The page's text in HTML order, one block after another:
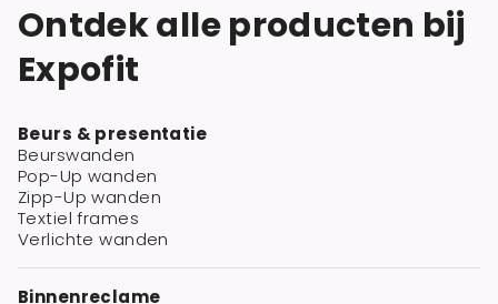
Ontdek alle producten bij
Expofit
Beurs & presentatie
Beurswanden
Pop-Up wanden
Zipp-Up wanden
Textiel frames
Verlichte wanden
Binnenreclame